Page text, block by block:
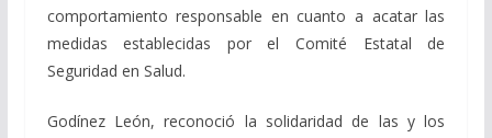
comportamiento responsable en cuanto a acatar las
medidas establecidas por el Comité Estatal de
Seguridad en Salud.
Godínez León, reconoció la solidaridad de las y los